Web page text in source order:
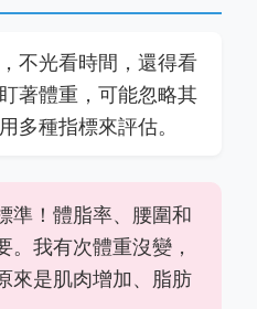
不光看時間，還得看
著體重，可能忽略其
多種指標來評估。
準！體脂率、腰圍和
。我有次體重沒變，
來是肌肉增加、脂肪